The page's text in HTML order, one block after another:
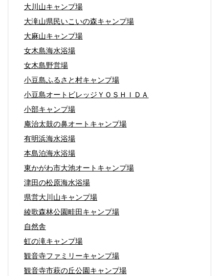
大川山キャンプ場
大滝山県民いこいの森キャンプ場
大麻山キャンプ場
女木島海水浴場
女木島野営場
小豆島ふるさと村キャンプ場
小豆島オートビレッジＹＯＳＨＩＤＡ
小部キャンプ場
庵治太鼓の鼻オートキャンプ場
有明浜海水浴場
本島泊海水浴場
東かがわ市大池オートキャンプ場
津田の松原海水浴場
県営大川山キャンプ場
綾歌森林公園畦田キャンプ場
自然舎
虹の滝キャンプ場
観音寺ファミリーキャンプ場
観音寺市萩の丘公園キャンプ場